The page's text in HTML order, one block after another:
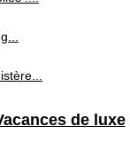
de luxe